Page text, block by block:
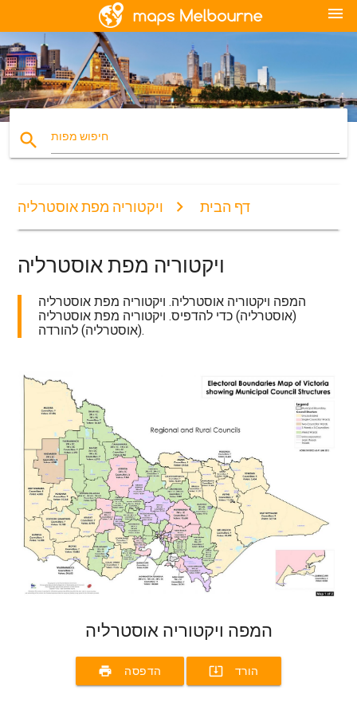
menu
search חיפוש מפות
דף הבית ויקטוריה מפת אוסטרליה
ויקטוריה מפת אוסטרליה
המפה ויקטוריה אוסטרליה. ויקטוריה מפת אוסטרליה
(אוסטרליה) כדי להדפיס. ויקטוריה מפת אוסטרליה
(אוסטרליה) להורדה.
המפה ויקטוריה אוסטרליה
print הדפסה system_update_alt הורד